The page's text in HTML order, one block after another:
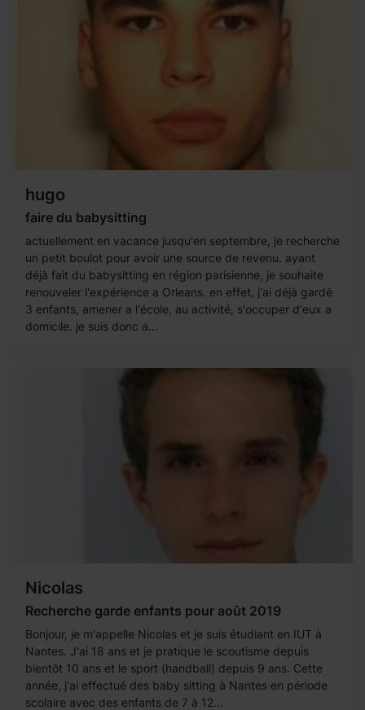
hugo
faire du babysitting
actuellement en vacance jusqu'en septembre, je recherche
un petit boulot pour avoir une source de revenu. ayant
déjà fait du babysitting en région parisienne, je souhaite
renouveler l'expérience a Orleans. en effet, j'ai déjà gardé
3 enfants, amener a l'école, au activité, s'occuper d'eux a
domicile. je suis donc a...
Nicolas
Recherche garde enfants pour août 2019
Bonjour, je m'appelle Nicolas et je suis étudiant en IUT à
Nantes. J'ai 18 ans et je pratique le scoutisme depuis
bientôt 10 ans et le sport (handball) depuis 9 ans. Cette
année, j'ai effectué des baby sitting à Nantes en période
scolaire avec des enfants de 7 à 12...